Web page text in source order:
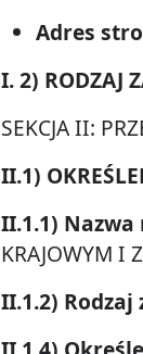
Adres
I. 2) RODZAJ
SEKCJA II:
II.1)
II.1.1)
KRAJOWYM I
II.1.2)